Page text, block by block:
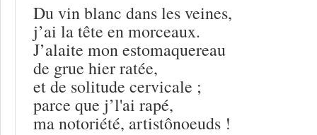
Du vin blanc dans les veines,
j’ai la tête en morceaux.
J’alaite mon estomaquereau
de grue hier ratée,
et de solitude cervicale ;
parce que j’l'ai rapé,
ma notoriété, artistônoeuds !